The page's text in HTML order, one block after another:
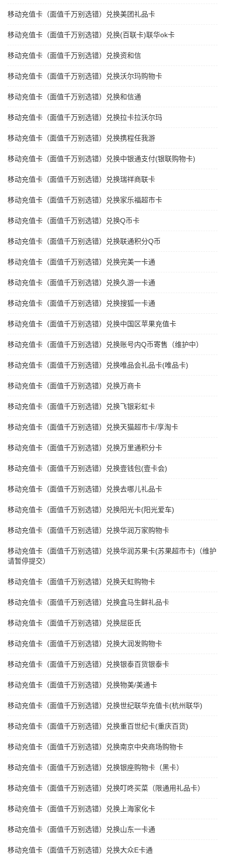
移动充值卡（面值千万别选错）兑换美团礼品卡
移动充值卡（面值千万别选错）兑换(百联卡)联华ok卡
移动充值卡（面值千万别选错）兑换资和信
移动充值卡（面值千万别选错）兑换沃尔玛购物卡
移动充值卡（面值千万别选错）兑换和信通
移动充值卡（面值千万别选错）兑换拉卡拉沃尔玛
移动充值卡（面值千万别选错）兑换携程任我游
移动充值卡（面值千万别选错）兑换中银通支付(银联购物卡)
移动充值卡（面值千万别选错）兑换瑞祥商联卡
移动充值卡（面值千万别选错）兑换家乐福超市卡
移动充值卡（面值千万别选错）兑换Q币卡
移动充值卡（面值千万别选错）兑换联通积分Q币
移动充值卡（面值千万别选错）兑换完美一卡通
移动充值卡（面值千万别选错）兑换久游一卡通
移动充值卡（面值千万别选错）兑换搜狐一卡通
移动充值卡（面值千万别选错）兑换中国区苹果充值卡
移动充值卡（面值千万别选错）兑换账号内Q币寄售（维护中）
移动充值卡（面值千万别选错）兑换唯品会礼品卡(唯品卡)
移动充值卡（面值千万别选错）兑换万商卡
移动充值卡（面值千万别选错）兑换飞银彩虹卡
移动充值卡（面值千万别选错）兑换天猫超市卡/享淘卡
移动充值卡（面值千万别选错）兑换万里通积分卡
移动充值卡（面值千万别选错）兑换壹钱包(壹卡会)
移动充值卡（面值千万别选错）兑换去哪儿礼品卡
移动充值卡（面值千万别选错）兑换阳光卡(阳光爱车)
移动充值卡（面值千万别选错）兑换华润万家购物卡
移动充值卡（面值千万别选错）兑换华润苏果卡(苏果超市卡)（维护
请暂停提交）
移动充值卡（面值千万别选错）兑换天虹购物卡
移动充值卡（面值千万别选错）兑换盒马生鲜礼品卡
移动充值卡（面值千万别选错）兑换屈臣氏
移动充值卡（面值千万别选错）兑换大润发购物卡
移动充值卡（面值千万别选错）兑换银泰百货银泰卡
移动充值卡（面值千万别选错）兑换物美/美通卡
移动充值卡（面值千万别选错）兑换世纪联华充值卡(杭州联华)
移动充值卡（面值千万别选错）兑换重百世纪卡(重庆百货)
移动充值卡（面值千万别选错）兑换南京中央商场购物卡
移动充值卡（面值千万别选错）兑换银座购物卡（黑卡）
移动充值卡（面值千万别选错）兑换叮咚买菜（限通用礼品卡）
移动充值卡（面值千万别选错）兑换上海家化卡
移动充值卡（面值千万别选错）兑换山东一卡通
移动充值卡（面值千万别选错）兑换大众E卡通